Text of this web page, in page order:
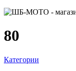
80
Категории